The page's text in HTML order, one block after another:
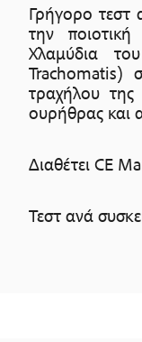
Γρήγορο τεστ
την
Χλαμύδια
Trachomatis)
τραχήλου της
ουρήθρας και
Διαθέτει CE
Τεστ ανά